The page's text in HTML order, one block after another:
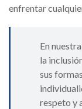
enfrentar
En
la
sus
respeto y